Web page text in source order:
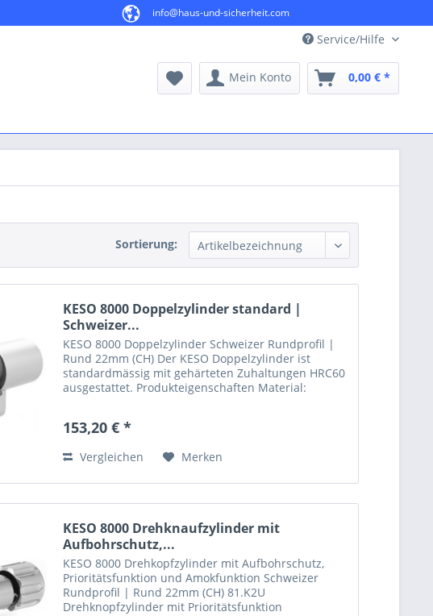
info@haus-und-sicherheit.com
Service/Hilfe
Mein Konto 0,00 € *
Sortierung:
KESO 8000 Doppelzylinder standard |
Schweizer...
KESO 8000 Doppelzylinder Schweizer Rundprofil |
Rund 22mm (CH) Der KESO Doppelzylinder ist
standardmässig mit gehärteten Zuhaltungen HRC60
ausgestattet. Produkteigenschaften Material:
153,20 € *
Vergleichen Merken
KESO 8000 Drehknaufzylinder mit
Aufbohrschutz,...
KESO 8000 Drehkopfzylinder mit Aufbohrschutz,
Prioritätsfunktion und Amokfunktion Schweizer
Rundprofil | Rund 22mm (CH) 81.K2U
Drehknopfzylinder mit Prioritätsfunktion